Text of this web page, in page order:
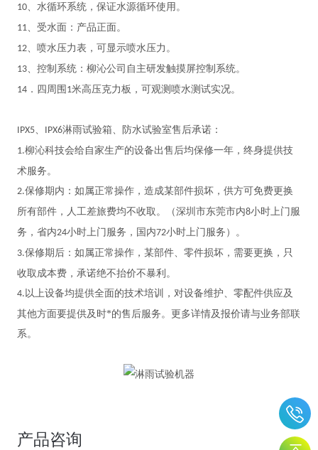
10、水循环系统，保证水源循环使用。
11、受水面：产品正面。
12、喷水压力表，可显示喷水压力。
13、控制系统：柳沁公司自主研发触摸屏控制系统。
14．四周围 1米高压克力板，可观测喷水测试实况。
IPX5、 IPX6淋雨试验箱、防水试验室售后承诺：
1.柳沁科技会给自家生产的设备出售后均保修一年，终身提供技
术服务。
2.保修期内：如属正常操作，造成某部件损坏，供方可免费更换
所有部件，人工差旅费均不收取。（深圳市东莞市内8小时上门服
务，省内24小时上门服务，国内72小时上门服务）。
3.保修期后：如属正常操作，某部件、零件损坏，需要更换，只
收取成本费，承诺绝不抬价不暴利。
4. 以上设备均提供全面的技术培训，对设备维护、零配件供应及
其他方面要提供及时*的售后服务。更多详情及报价请与业务部联
系。
产品咨询